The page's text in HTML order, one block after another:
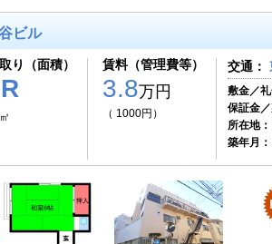
ビル
り（面積） 賃料（管理費等）
3.8万円
（ 1000円）
交通：
敷金／礼
保証金
所在地：
築年月：